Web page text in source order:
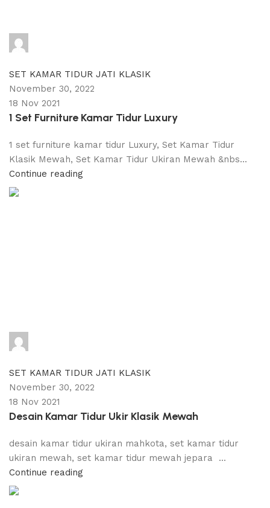
SET KAMAR TIDUR JATI KLASIK
November 30, 2022
18 Nov 2021
1 Set Furniture Kamar Tidur Luxury
1 set furniture kamar tidur Luxury, Set Kamar Tidur
Klasik Mewah, Set Kamar Tidur Ukiran Mewah &nbs...
Continue reading
SET KAMAR TIDUR JATI KLASIK
November 30, 2022
18 Nov 2021
Desain Kamar Tidur Ukir Klasik Mewah
desain kamar tidur ukiran mahkota, set kamar tidur
ukiran mewah, set kamar tidur mewah jepara ...
Continue reading